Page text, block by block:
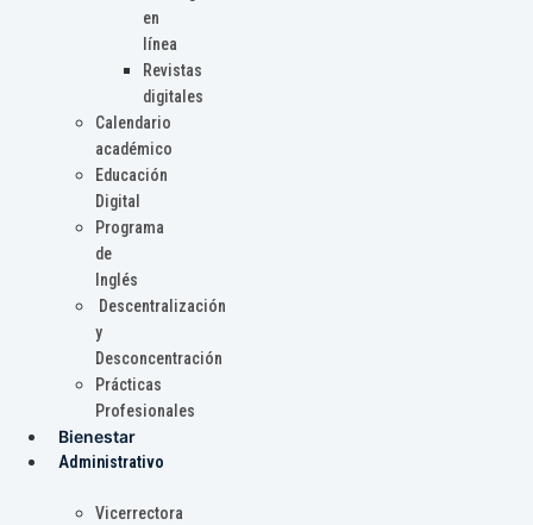
en
línea
Revistas
digitales
Calendario
académico
Educación
Digital
Programa
de
Inglés
Descentralización
y
Desconcentración
Prácticas
Profesionales
Bienestar
Administrativo
Vicerrectora